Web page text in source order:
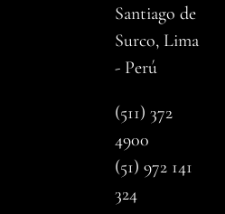
Santiago de
Surco, Lima
- Perú
(511) 372
4900
(51) 972 141
324